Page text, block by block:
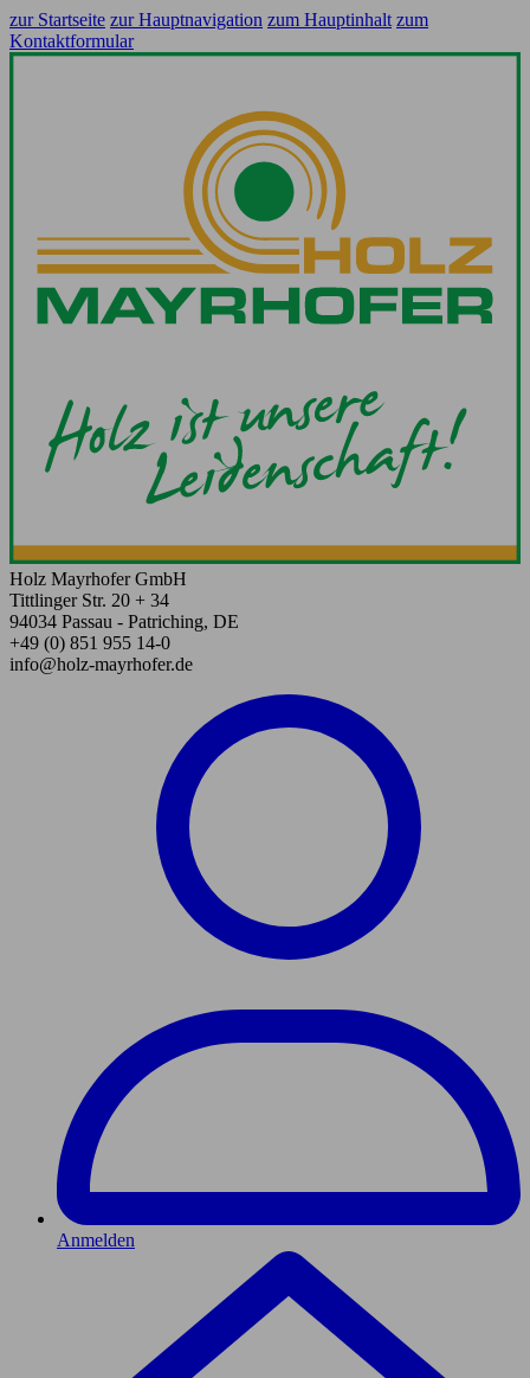
zur Startseite zur Hauptnavigation zum Hauptinhalt zum
Kontaktformular
Holz Mayrhofer GmbH
Tittlinger Str. 20 + 34
94034 Passau - Patriching, DE
+49 (0) 851 955 14-0
info@holz-mayrhofer.de
Anmelden